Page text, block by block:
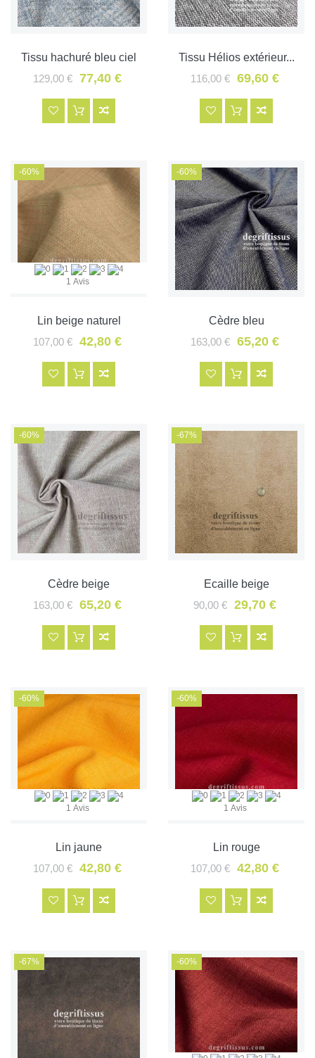
Tissu hachuré bleu ciel
129,00 €
77,40 €
Tissu Hélios extérieur...
116,00 €
69,60 €
1 Avis
-60%
Lin beige naturel
107,00 €
42,80 €
-60%
Cèdre bleu
163,00 €
65,20 €
-60%
Cèdre beige
163,00 €
65,20 €
-67%
Ecaille beige
90,00 €
29,70 €
1 Avis
-60%
Lin jaune
107,00 €
42,80 €
1 Avis
-60%
Lin rouge
107,00 €
42,80 €
-67% -60%